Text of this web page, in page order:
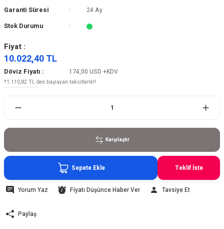
Garanti Süresi 24 Ay
Stok Durumu
Fiyat :
10.022,40 TL
Döviz Fiyatı : 174,00 USD +KDV
*1.110,82 TL den başlayan taksitlerle!!
Karşılaştır
Sepete Ekle Teklif İste
Yorum Yaz Fiyatı Düşünce Haber Ver Tavsiye Et
Paylaş